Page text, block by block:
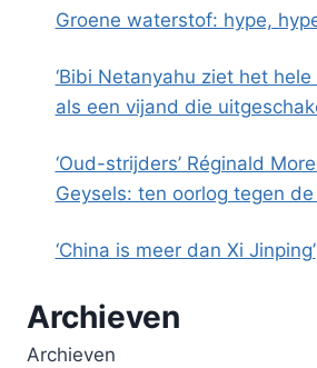
Groene waterstof: hype,
‘Bibi Netanyahu ziet het
als een vijand die
‘Oud-strijders’ Réginald
Geysels: ten oorlog tegen
‘China is meer dan Xi Jinping’
Archieven
Archieven